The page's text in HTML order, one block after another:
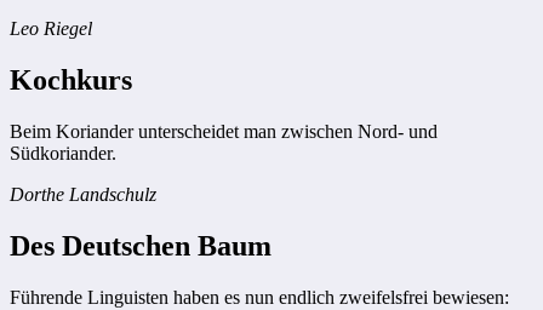
Leo Riegel
Kochkurs
Beim Koriander unterscheidet man zwischen Nord- und
Südkoriander.
Dorthe Landschulz
Des Deutschen Baum
Führende Linguisten haben es nun endlich zweifelsfrei bewiesen: